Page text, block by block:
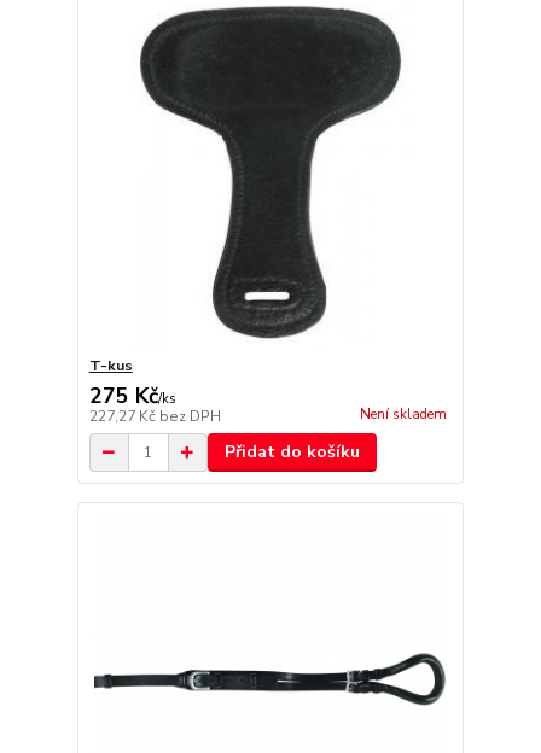
T-kus
275 Kč/ks
227,27 Kč bez DPH Není skladem
Přidat do košíku